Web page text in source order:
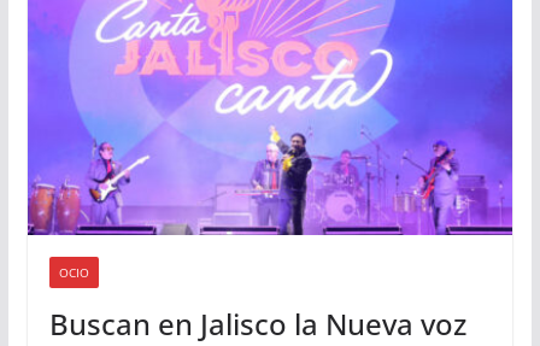
OCIO
Buscan en Jalisco la Nueva voz